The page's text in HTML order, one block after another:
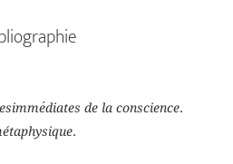
esimmediates de la conscience.
.